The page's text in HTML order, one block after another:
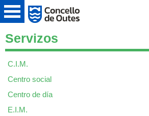
Servizos
C.I.M.
Centro social
Centro de día
E.I.M.